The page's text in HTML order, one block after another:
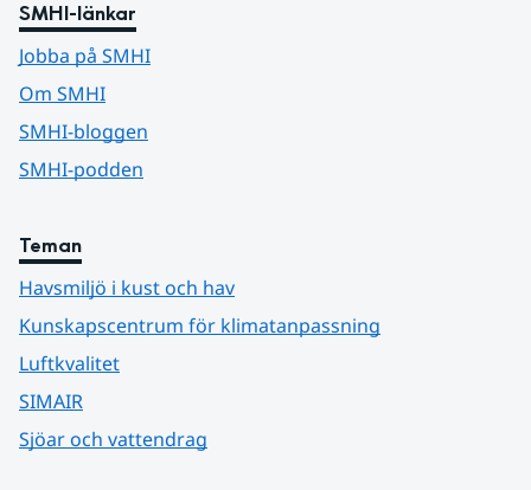
SMHI-länkar
Jobba på SMHI
Om SMHI
SMHI-bloggen
SMHI-podden
Teman
Havsmiljö i kust och hav
Kunskapscentrum för klimatanpassning
Luftkvalitet
SIMAIR
Sjöar och vattendrag